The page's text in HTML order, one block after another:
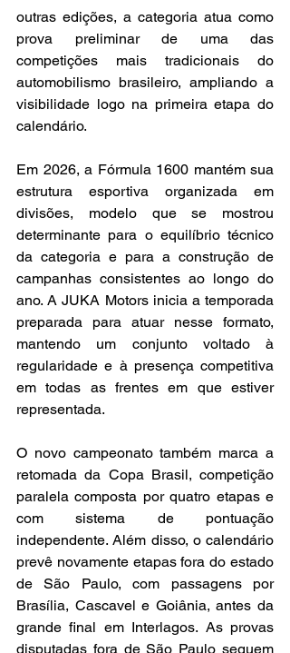
outras edições, a categoria atua como
prova preliminar de uma das
competições mais tradicionais do
automobilismo brasileiro, ampliando a
visibilidade logo na primeira etapa do
calendário.
Em 2026, a Fórmula 1600 mantém sua
estrutura esportiva organizada em
divisões, modelo que se mostrou
determinante para o equilíbrio técnico
da categoria e para a construção de
campanhas consistentes ao longo do
ano. A JUKA Motors inicia a temporada
preparada para atuar nesse formato,
mantendo um conjunto voltado à
regularidade e à presença competitiva
em todas as frentes em que estiver
representada.
O novo campeonato também marca a
retomada da Copa Brasil, competição
paralela composta por quatro etapas e
com sistema de pontuação
independente. Além disso, o calendário
prevê novamente etapas fora do estado
de São Paulo, com passagens por
Brasília, Cascavel e Goiânia, antes da
grande final em Interlagos. As provas
disputadas fora de São Paulo seguem